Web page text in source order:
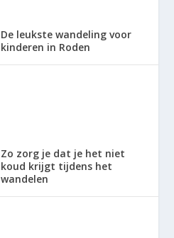
De leukste wandeling voor
kinderen in Roden
Zo zorg je dat je het niet
koud krijgt tijdens het
wandelen